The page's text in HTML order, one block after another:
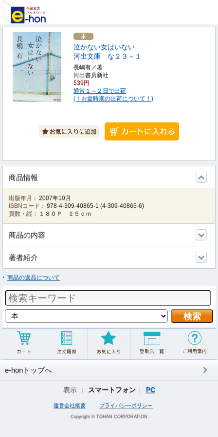
泣かない女はいない
河出文庫 な２３－１
長嶋有／著
河出書房新社
539円
通常１～２日で出荷
(！お盆時期の出荷について！)
商品情報
出版年月： 2007年10月
ISBNコード： 978-4-309-40865-1 (4-309-40865-6)
頁数・縦：
１８０Ｐ １５ｃｍ
商品の内容
著者紹介
商品の返品について
e-honトップへ
表示 ： スマートフォン PC
運営会社概要 プライバシーポリシー
Copyright © TOHAN CORPORATION